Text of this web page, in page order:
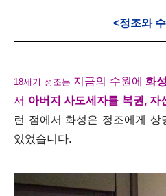
<정조와
18세기 정조는 지금의 수원에 화
서 아버지 사도세자를 복권, 자
런 점에서 화성은 정조에게 상
있었습니다.